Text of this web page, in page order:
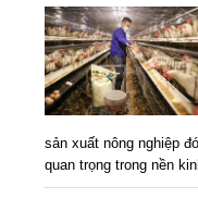
sản xuất nông nghiệp
quan trọng trong nền